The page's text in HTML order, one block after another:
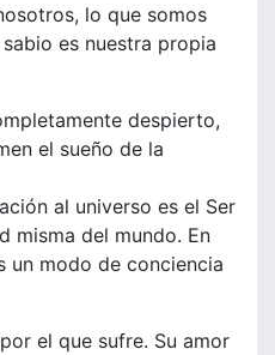
lo que somos
es nuestra propia
despierto,
el sueño de la
al universo es el Ser
misma del mundo. En
un modo de conciencia
el que sufre. Su amor